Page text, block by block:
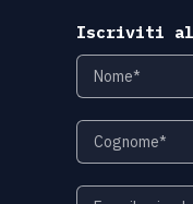
Iscriviti